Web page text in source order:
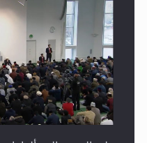
خطبة الجمعة التي ألقاها